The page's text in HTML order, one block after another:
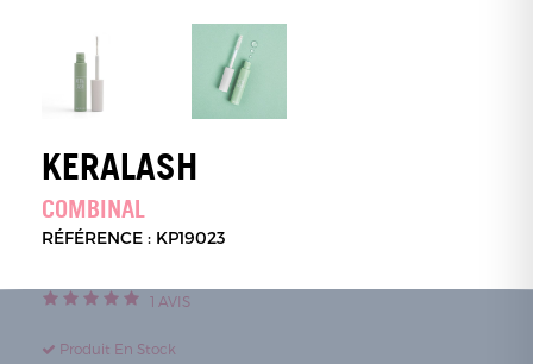
KERALASH
COMBINAL
RÉFÉRENCE : KP19023
1 AVIS
Produit En Stock